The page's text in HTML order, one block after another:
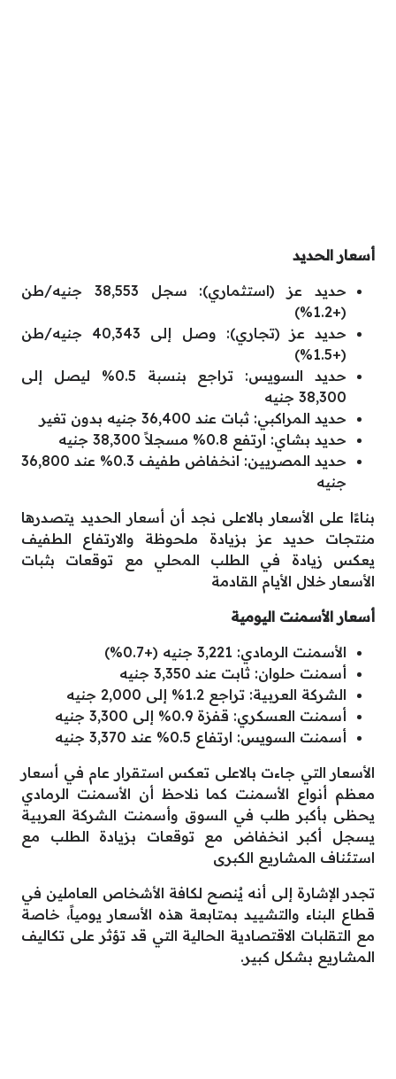
أسعار الحديد
حديد عز (استثماري): سجل 38,553 جنيه/طن
(+1.2%)
حديد عز (تجاري): وصل إلى 40,343 جنيه/طن
(+1.5%)
حديد السويس: تراجع بنسبة 0.5% ليصل إلى
38,300 جنيه
حديد المراكبي: ثبات عند 36,400 جنيه بدون تغير
حديد بشاي: ارتفع 0.8% مسجلاً 38,300 جنيه
حديد المصريين: انخفاض طفيف 0.3% عند 36,800
جنيه
بناءًا على الأسعار بالاعلى نجد أن أسعار الحديد يتصدرها
منتجات حديد عز بزيادة ملحوظة والارتفاع الطفيف
يعكس زيادة في الطلب المحلي مع توقعات بثبات
الأسعار خلال الأيام القادمة
أسعار الأسمنت اليومية
الأسمنت الرمادي: 3,221 جنيه (+0.7%)
أسمنت حلوان: ثابت عند 3,350 جنيه
الشركة العربية: تراجع 1.2% إلى 2,000 جنيه
أسمنت العسكري: قفزة 0.9% إلى 3,300 جنيه
أسمنت السويس: ارتفاع 0.5% عند 3,370 جنيه
الأسعار التي جاءت بالاعلى تعكس استقرار عام في أسعار
معظم أنواع الأسمنت كما نلاحظ أن الأسمنت الرمادي
يحظى بأكبر طلب في السوق وأسمنت الشركة العربية
يسجل أكبر انخفاض مع توقعات بزيادة الطلب مع
استئناف المشاريع الكبرى
تجدر الإشارة إلى أنه يُنصح لكافة الأشخاص العاملين في
قطاع البناء والتشييد بمتابعة هذه الأسعار يومياً، خاصة
مع التقلبات الاقتصادية الحالية التي قد تؤثر على تكاليف
المشاريع بشكل كبير.